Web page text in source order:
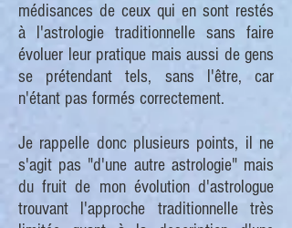
médisances de ceux qui en sont restés
à l'astrologie traditionnelle sans faire
évoluer leur pratique mais aussi de gens
se prétendant tels, sans l'être, car
n'étant pas formés correctement.
Je rappelle donc plusieurs points, il ne
s'agit pas "d'une autre astrologie" mais
du fruit de mon évolution d'astrologue
trouvant l'approche traditionnelle très